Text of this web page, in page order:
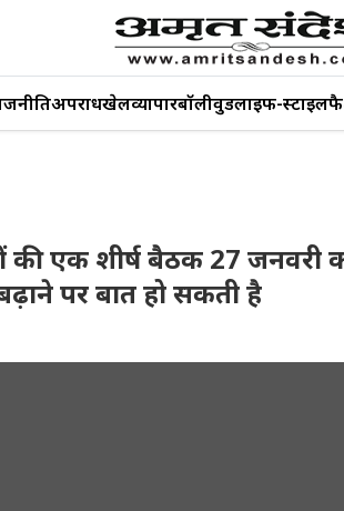
अपराधखेलव्यापारबॉलीवुडलाइफ-स्टाइल
की एक शीर्ष बैठक 27 जनवरी
पर बात हो सकती है